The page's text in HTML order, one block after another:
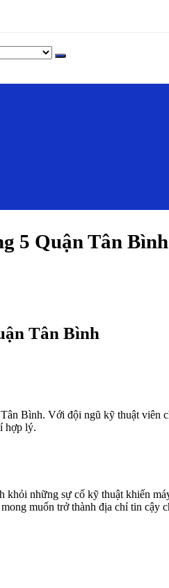
5 Quận Tân Bình
Tân Bình
Bình. Với đội ngũ kỹ thuật viên
hợp lý.
những sự cố kỹ thuật khiến
muốn trở thành địa chỉ tin cậy